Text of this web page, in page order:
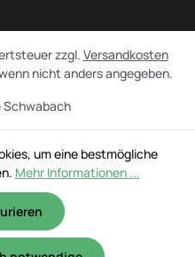
zzgl. Versandkosten
nicht anders angegeben.
um eine bestmögliche
Mehr Informationen ...